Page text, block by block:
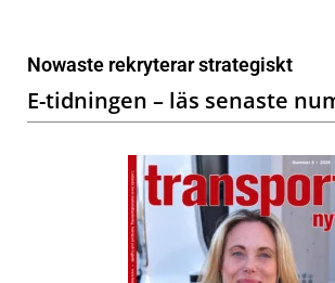
Nowaste rekryterar strategiskt
E-tidningen – läs senaste